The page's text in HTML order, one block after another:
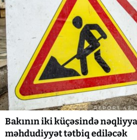
Bakının iki küçəsində
məhdudiyyət tətbiq ediləcək